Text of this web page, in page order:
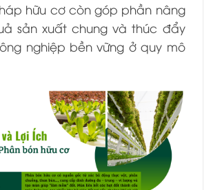
hữu cơ còn góp phần nâng
sản xuất chung và thúc đẩy
nghiệp bền vững ở quy mô